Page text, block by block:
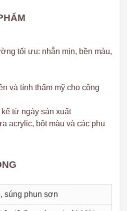
tối ưu: nhẵn mịn, bền màu,
và tính thẩm mỹ cho công
từ ngày sản xuất
acrylic, bột màu và các phụ
súng phun sơn